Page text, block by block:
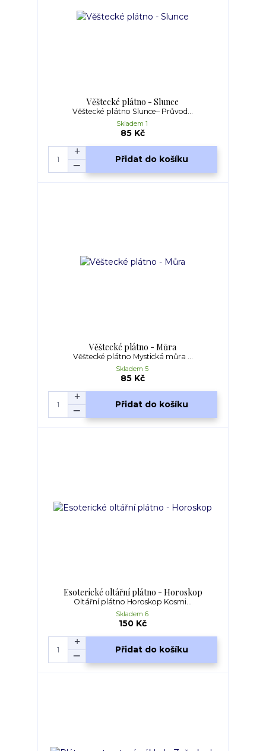
Věštecké plátno - Slunce
Věštecké plátno Slunce– Průvod...
85 Kč
Skladem 1
Přidat do košíku
Věštecké plátno - Můra
Věštecké plátno Mystická můra ...
85 Kč
Skladem 5
Přidat do košíku
Esoterické oltářní plátno - Horoskop
Oltářní plátno Horoskop Kosmi...
150 Kč
Skladem 6
Přidat do košíku